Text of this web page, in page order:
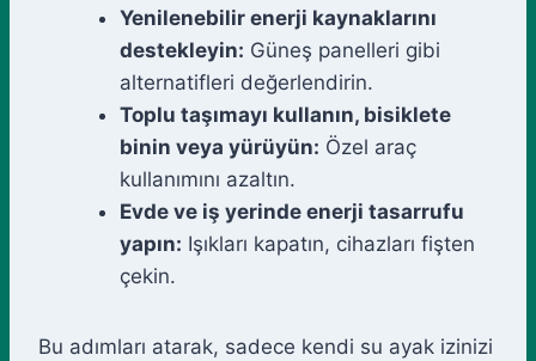
Yenilenebilir enerji kaynaklarını
destekleyin: Güneş panelleri gibi
alternatifleri değerlendirin.
Toplu taşımayı kullanın, bisiklete
binin veya yürüyün: Özel araç
kullanımını azaltın.
Evde ve iş yerinde enerji tasarrufu
yapın: Işıkları kapatın, cihazları fişten
çekin.
Bu adımları atarak, sadece kendi su ayak izinizi